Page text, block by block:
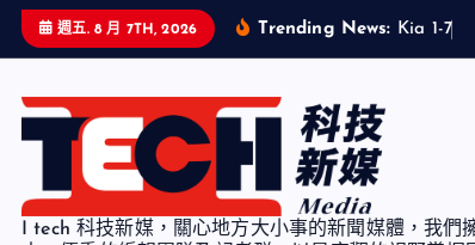
週五. 8 月 7TH, 2026 Trending News: Kia 1-7
I tech 科技新媒，關心地方大小事的新聞媒體，我們